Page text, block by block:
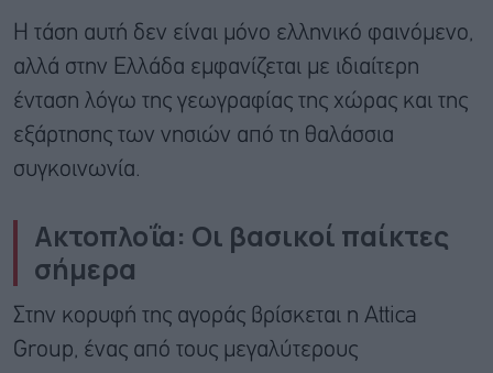
Η τάση αυτή δεν είναι μόνο ελληνικό φαινόμενο,
αλλά στην Ελλάδα εμφανίζεται με ιδιαίτερη
ένταση λόγω της γεωγραφίας της χώρας και της
εξάρτησης των νησιών από τη θαλάσσια
συγκοινωνία.
Ακτοπλοΐα: Οι βασικοί παίκτες
σήμερα
Στην κορυφή της αγοράς βρίσκεται η Attica
Group, ένας από τους μεγαλύτερους